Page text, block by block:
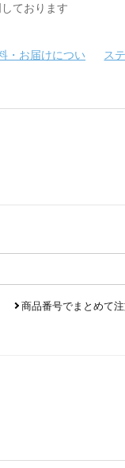
ております
・お届けについ
ス
商品番号でまとめて